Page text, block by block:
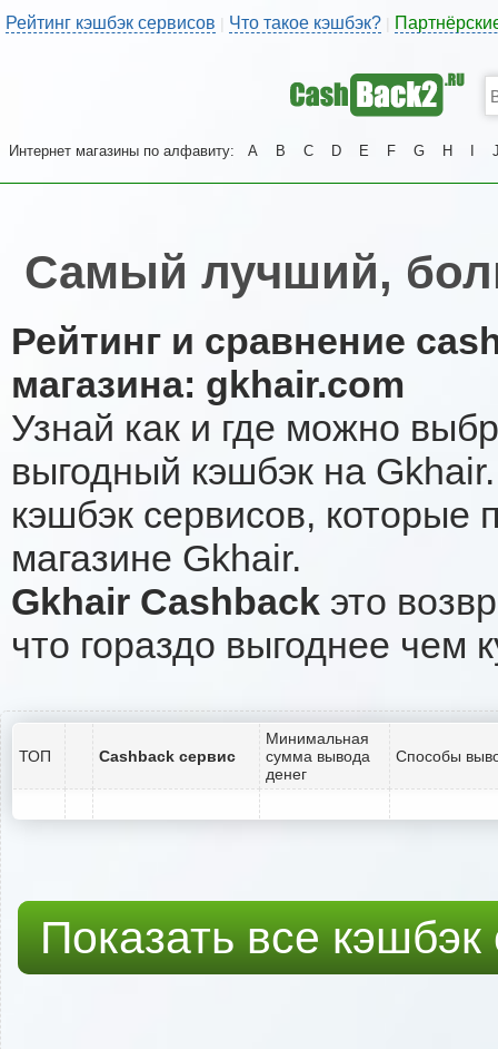
Рейтинг кэшбэк сервисов | Что такое кэшбэк?
Интернет магазины по алфавиту: A B C D E F G H
Самый лучший,
Рейтинг и сравнение
магазина: gkhair.com
Узнай как и где можно
выгодный кэшбэк на
кэшбэк сервисов, которые
магазине Gkhair.
Gkhair Cashback это
что гораздо выгоднее чем
ТОП Cashback сервис
Минимальная
сумма вывода
денег
Способы
Показать все